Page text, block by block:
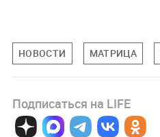
НОВОСТИ МАТРИЦА
Подписаться на LIFE